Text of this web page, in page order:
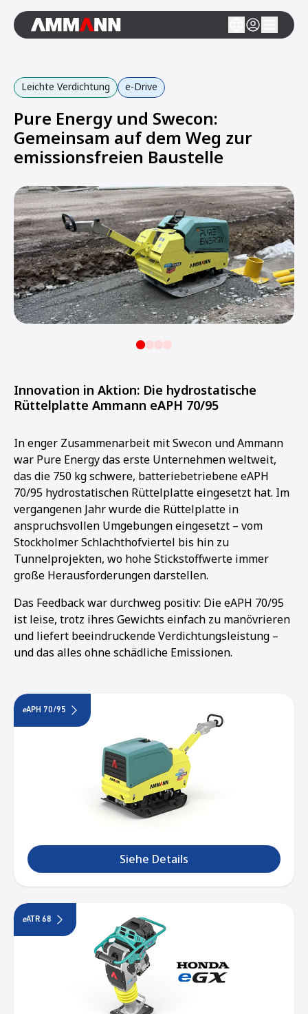
Leichte Verdichtung e-Drive
Pure Energy und Swecon:
Gemeinsam auf dem Weg zur
emissionsfreien Baustelle
1234
Innovation in Aktion: Die hydrostatische
Rüttelplatte Ammann eAPH 70/95
In enger Zusammenarbeit mit Swecon und Ammann
war Pure Energy das erste Unternehmen weltweit,
das die 750 kg schwere, batteriebetriebene eAPH
70/95 hydrostatischen Rüttelplatte eingesetzt hat. Im
vergangenen Jahr wurde die Rüttelplatte in
anspruchsvollen Umgebungen eingesetzt – vom
Stockholmer Schlachthofviertel bis hin zu
Tunnelprojekten, wo hohe Stickstoffwerte immer
große Herausforderungen darstellen.
Das Feedback war durchweg positiv: Die eAPH 70/95
ist leise, trotz ihres Gewichts einfach zu manövrieren
und liefert beeindruckende Verdichtungsleistung –
und das alles ohne schädliche Emissionen.
eAPH 70/95
Siehe Details
eATR 68